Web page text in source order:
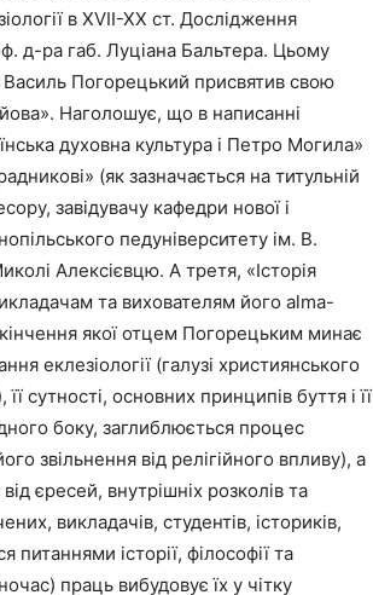
в ХVІІ-ХХ ст. Дослідження
д-ра габ. Луціана Бальтера. Цьому
Василь Погорецький присвятив свою
Наголошує, що в написанні
духовна культура і Петро Могила»
(як зазначається на титульній
завідувачу кафедри нової і
педуніверситету ім. В.
Алексієвцю. А третя, «Історія
та вихователям його alma-
якої отцем Погорецьким минає
еклезіології (галузі християнського
сутності, основних принципів буття і її
боку, заглиблюється процес
звільнення від релігійного впливу), а
єресей, внутрішніх розколів та
викладачів, студентів, істориків,
питаннями історії, філософії та
праць вибудовує їх у чітку